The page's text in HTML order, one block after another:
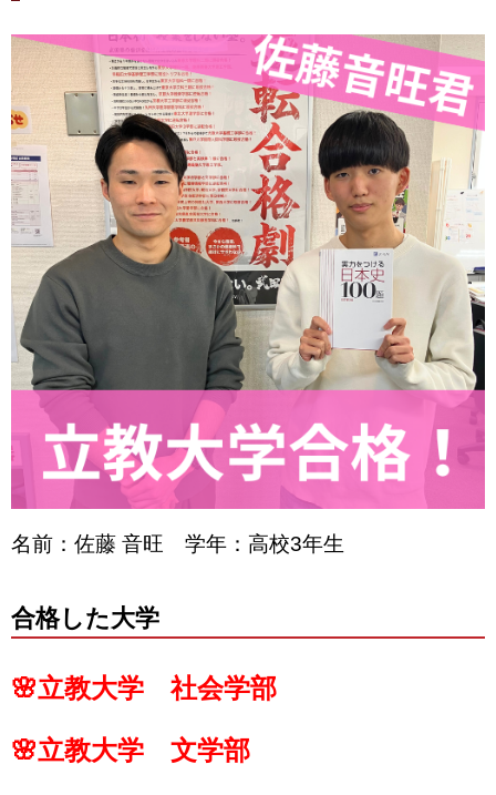
名前：佐藤 音旺 学年：高校3年生
合格した大学
🌸立教大学 社会学部
🌸立教大学 文学部